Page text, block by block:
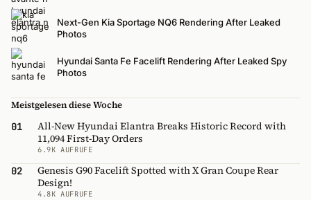
Next-Gen Kia Sportage NQ6 Rendering After Leaked
Photos
Hyundai Santa Fe Facelift Rendering After Leaked Spy
Photos
Meistgelesen diese Woche
01
All-New Hyundai Elantra Breaks Historic Record with
11,094 First-Day Orders
6.9K AUFRUFE
02
Genesis G90 Facelift Spotted with X Gran Coupe Rear
Design!
4.8K AUFRUFE